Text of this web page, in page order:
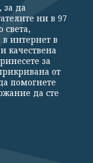
да
ни в 97
интернет в
качествена
за
от
помогнете
да сте